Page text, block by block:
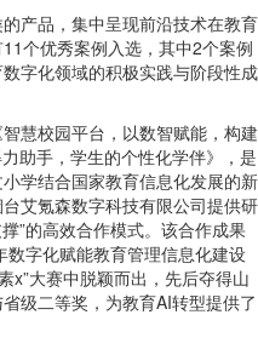
产品，集中呈现前沿技术在教育
个优秀案例入选，其中2个案例
字化领域的积极实践与阶段性成
校园平台，以数智赋能，构建
助手，学生的个性化学伴》，是
学结合国家教育信息化发展的新
艾氪森数字科技有限公司提供研
”的高效合作模式。该合作成果
字化赋能教育管理信息化建设
x”大赛中脱颖而出，先后夺得山
级二等奖，为教育AI转型提供了